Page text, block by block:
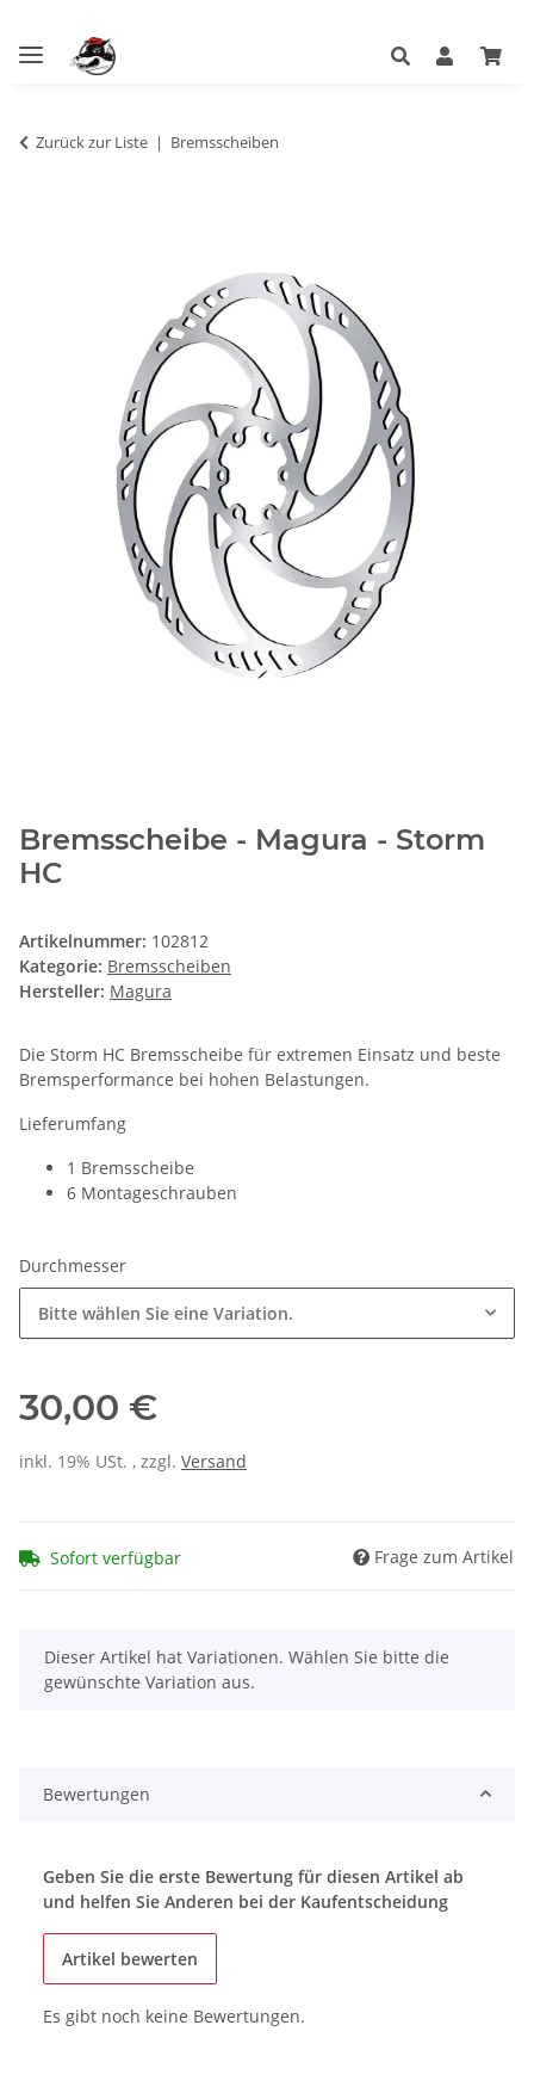
Zurück zur Liste Bremsscheiben
Bremsscheibe - Magura - Storm
HC
Artikelnummer: 102812
Kategorie: Bremsscheiben
Hersteller: Magura
Die Storm HC Bremsscheibe für extremen Einsatz und beste
Bremsperformance bei hohen Belastungen.
Lieferumfang
1 Bremsscheibe
6 Montageschrauben
Durchmesser
Bitte wählen Sie eine Variation.
30,00 €
inkl. 19% USt. , zzgl. Versand
Sofort verfügbar Frage zum Artikel
x
Dieser Artikel hat Variationen. Wählen Sie bitte die
gewünschte Variation aus.
Bewertungen
Geben Sie die erste Bewertung für diesen Artikel ab
und helfen Sie Anderen bei der Kaufentscheidung
Artikel bewerten
Es gibt noch keine Bewertungen.